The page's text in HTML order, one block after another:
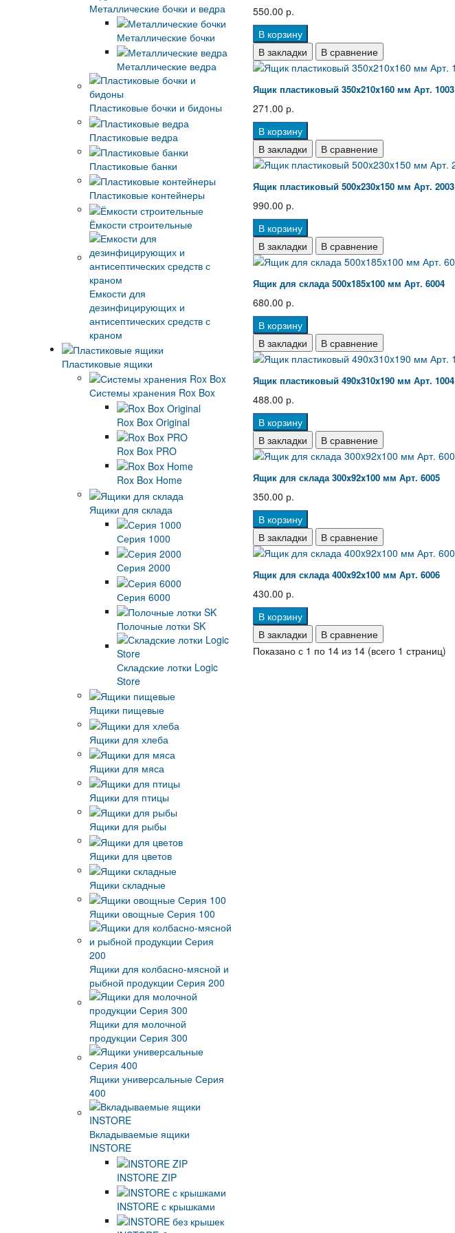
Металлические бочки и ведра
Металлические бочки
Металлические ведра
Пластиковые бочки и бидоны
Пластиковые ведра
Пластиковые банки
Пластиковые контейнеры
Ёмкости строительные
Емкости для
дезинфицирующих и
антисептических средств с
краном
Пластиковые ящики
Системы хранения Rox Box
Rox Box Original
Rox Box PRO
Rox Box Home
Ящики для склада
Серия 1000
Серия 2000
Серия 6000
Полочные лотки SK
Складские лотки Logic
Store
Ящики пищевые
Ящики для хлеба
Ящики для мяса
Ящики для птицы
Ящики для рыбы
Ящики для цветов
Ящики складные
Ящики овощные Серия 100
Ящики для колбасно-мясной и
рыбной продукции Серия 200
Ящики для молочной
продукции Серия 300
Ящики универсальные Серия
400
Вкладываемые ящики
INSTORE
INSTORE ZIP
INSTORE с крышками
550.00 р.
В корзину
В закладки
В сравнение
Ящик пластиковый 350x210x160 мм Арт. 1003
271.00 р.
В корзину
В закладки
В сравнение
Ящик пластиковый 500x230x150 мм Арт. 2003
990.00 р.
В корзину
В закладки
В сравнение
Ящик для склада 500x185x100 мм Арт. 6004
680.00 р.
В корзину
В закладки
В сравнение
Ящик пластиковый 490x310x190 мм Арт. 1004
488.00 р.
В корзину
В закладки
В сравнение
Ящик для склада 300x92x100 мм Арт. 6005
350.00 р.
В корзину
В закладки
В сравнение
Ящик для склада 400x92x100 мм Арт. 6006
430.00 р.
В корзину
В закладки
В сравнение
Показано с 1 по 14 из 14 (всего 1 страниц)